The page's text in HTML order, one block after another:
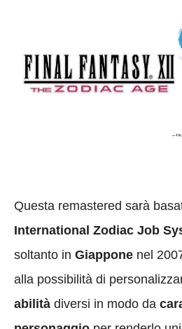
Questa remastered sarà
International Zodiac Job
soltanto in Giappone nel
alla possibilità di
abilità diversi in modo da